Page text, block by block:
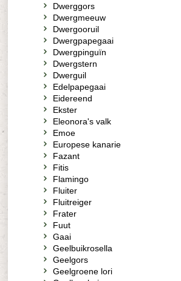
Dwerggors
Dwergmeeuw
Dwergooruil
Dwergpapegaai
Dwergpinguïn
Dwergstern
Dwerguil
Edelpapegaai
Eidereend
Ekster
Eleonora's valk
Emoe
Europese kanarie
Fazant
Fitis
Flamingo
Fluiter
Fluitreiger
Frater
Fuut
Gaai
Geelbuikrosella
Geelgors
Geelgroene lori